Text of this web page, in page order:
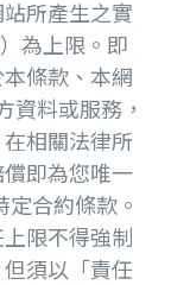
所產生之實
為上限。即
條款、本網
資料或服務，
相關法律所
即為您唯一
合約條款。
限不得強制
須以「責任